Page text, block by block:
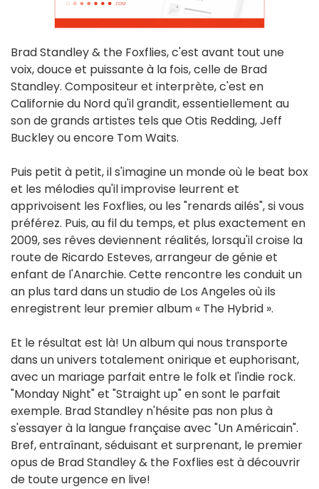
Brad Standley & the Foxflies, c'est avant tout une
voix, douce et puissante à la fois, celle de Brad
Standley. Compositeur et interprète, c'est en
Californie du Nord qu'il grandit, essentiellement au
son de grands artistes tels que Otis Redding, Jeff
Buckley ou encore Tom Waits.
Puis petit à petit, il s'imagine un monde où le beat box
et les mélodies qu'il improvise leurrent et
apprivoisent les Foxflies, ou les "renards ailés", si vous
préférez. Puis, au fil du temps, et plus exactement en
2009, ses rêves deviennent réalités, lorsqu'il croise la
route de Ricardo Esteves, arrangeur de génie et
enfant de l'Anarchie. Cette rencontre les conduit un
an plus tard dans un studio de Los Angeles où ils
enregistrent leur premier album « The Hybrid ».
Et le résultat est là! Un album qui nous transporte
dans un univers totalement onirique et euphorisant,
avec un mariage parfait entre le folk et l'indie rock.
"Monday Night" et "Straight up" en sont le parfait
exemple. Brad Standley n'hésite pas non plus à
s'essayer à la langue française avec "Un Américain".
Bref, entraînant, séduisant et surprenant, le premier
opus de Brad Standley & the Foxflies est à découvrir
de toute urgence en live!